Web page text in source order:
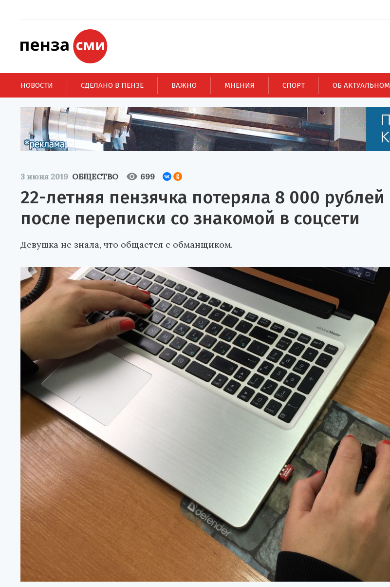
НОВОСТИ СДЕЛАНО В ПЕНЗЕ ВАЖНО МНЕНИЯ СПОРТ ОБ АКТУАЛЬНОМ
3 июня 2019 ОБЩЕСТВО 699
22-летняя пензячка потеряла 8 000 рублей
после переписки со знакомой в соцсети
Девушка не знала, что общается с обманщиком.